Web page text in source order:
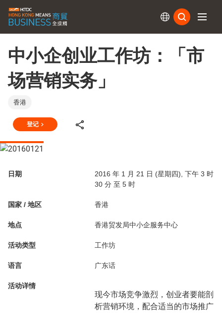
中小企创业工作坊：「市
场营销实务」
香港
登记
日期
2016 年 1 月 21 日 (星期四), 下午 3 时
30 分 至 5 时
国家 / 地区 香港
地点 香港贸发局中小企服务中心
活动类型 工作坊
语言 广东话
活动详情
现今市场竞争激烈，创业者要能剖
析营销环境，配合适当的市场推广